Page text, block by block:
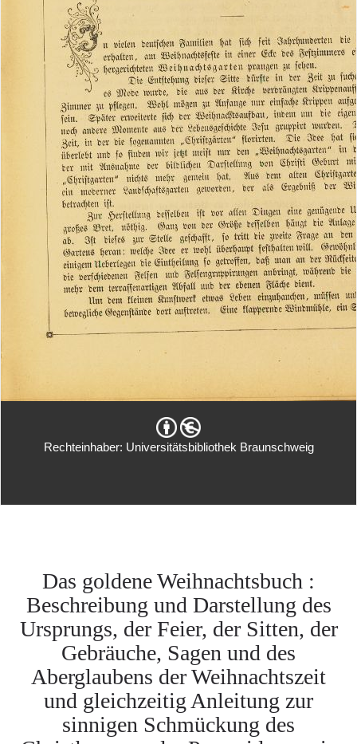
Rechteinhaber: Universitätsbibliothek Braunschweig
Das goldene Weihnachtsbuch :
Beschreibung und Darstellung des
Ursprungs, der Feier, der Sitten, der
Gebräuche, Sagen und des
Aberglaubens der Weihnachtszeit
und gleichzeitig Anleitung zur
sinnigen Schmückung des